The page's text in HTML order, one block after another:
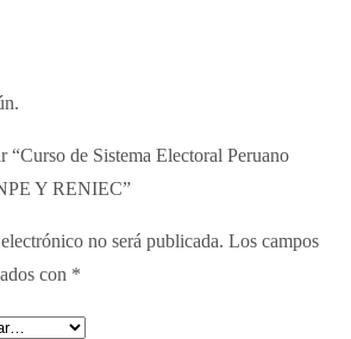
“Curso de Sistema Electoral Peruano
Y RENIEC”
no será publicada. Los campos
con *